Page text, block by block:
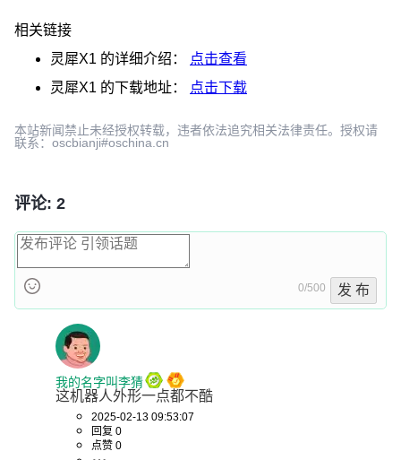
相关链接
灵犀X1 的详细介绍：
点击查看
灵犀X1 的下载地址： 点击下载
本站新闻禁止未经授权转载，违者依法追究相关法律责任。授权请
联系：oscbianji#oschina.cn
评论: 2
0/500 发 布
我的名字叫李猜
这机器人外形一点都不酷
2025-02-13 09:53:07
回复 0
点赞 0